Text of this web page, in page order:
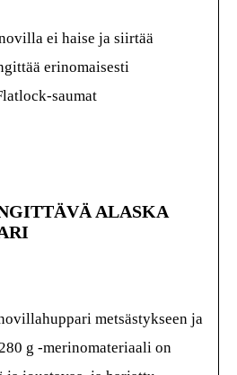
ei haise ja siirtää
erinomaisesti
saumat
ALASKA
metsästykseen ja
g -merinomateriaali on